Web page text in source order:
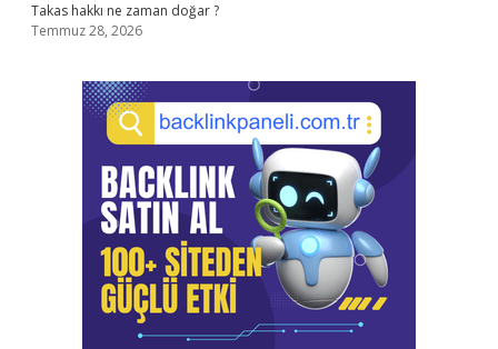
Takas hakkı ne zaman doğar ?
Temmuz 28, 2026